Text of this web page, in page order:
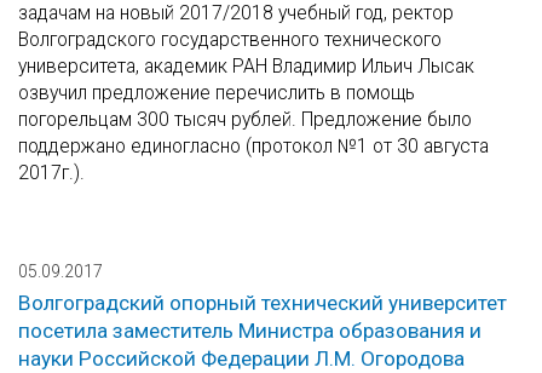
задачам на новый 2017/2018 учебный год, ректор
Волгоградского государственного технического
университета, академик РАН Владимир Ильич Лысак
озвучил предложение перечислить в помощь
погорельцам 300 тысяч рублей. Предложение было
поддержано единогласно (протокол №1 от 30 августа
2017г.).
05.09.2017
Волгоградский опорный технический университет
посетила заместитель Министра образования и
науки Российской Федерации Л.М. Огородова